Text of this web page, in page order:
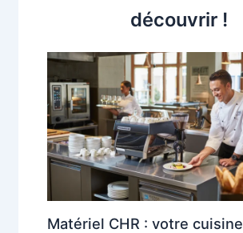
découvrir !
Matériel CHR : votre cuisine